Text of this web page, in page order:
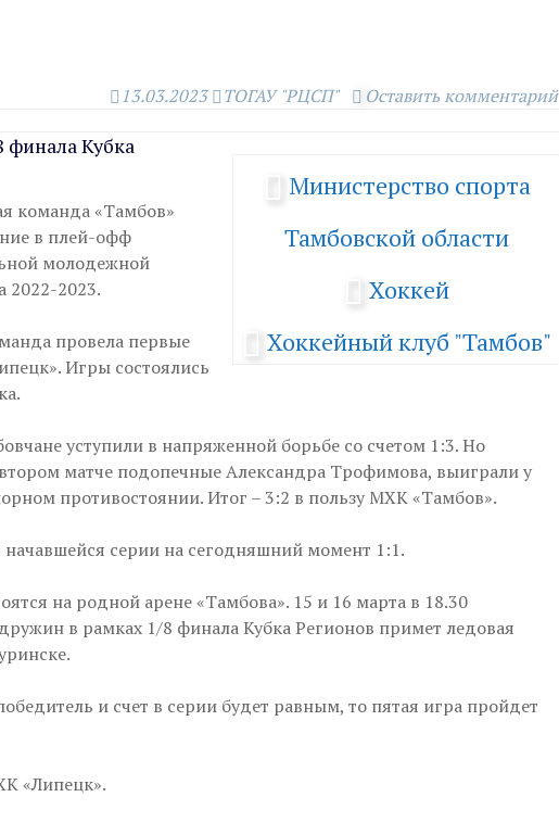
13.03.2023 ТОГАУ "РЦСП" Оставить комментарий
Министерство спорта
Тамбовской области
Хоккей
Хоккейный клуб "Тамбов"
финала Кубка
команда «Тамбов»
в плей-офф
молодежной
2022-2023.
провела первые
Игры состоялись
уступили в напряженной борьбе со счетом 1:3. Но
матче подопечные Александра Трофимова, выиграли у
противостоянии. Итог – 3:2 в пользу МХК «Тамбов».
начавшейся серии на сегодняшний момент 1:1.
на родной арене «Тамбова». 15 и 16 марта в 18.30
в рамках 1/8 финала Кубка Регионов примет ледовая
и счет в серии будет равным, то пятая игра пройдет
«Липецк».